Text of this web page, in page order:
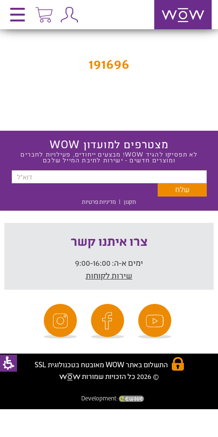
191696
מצטרפים למועדון WOW
לא תפסיקו להגיד WOW! מבצעים ייחודים, פעילויות לחברים
ומוצרים חדשים - ישירות לתיבת המייל שלכם
תקנון | מדיניות פרטיות
צרו איתנו קשר
ימים א-ה:
שירות לקוחות
התשלום באתר WOW מאובטח בטכנולוגית SSL
© 2026 כל הזכויות שמורות
Development: